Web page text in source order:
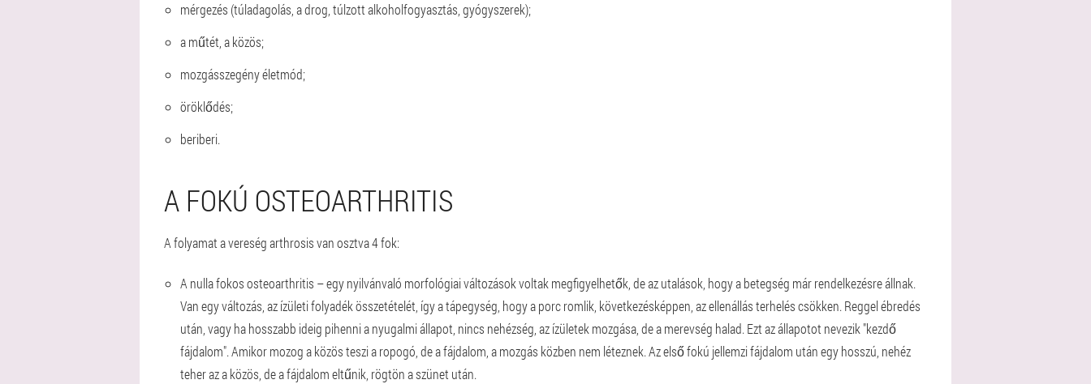
mérgezés (túladagolás, a drog, túlzott alkoholfogyasztás, gyógyszerek);
a műtét, a közös;
mozgásszegény életmód;
öröklődés;
beriberi.
A FOKÚ OSTEOARTHRITIS
A folyamat a vereség arthrosis van osztva 4 fok:
A nulla fokos osteoarthritis – egy nyilvánvaló morfológiai változások voltak megfigyelhetők, de az utalások, hogy a betegség már rendelkezésre állnak.
Van egy változás, az ízületi folyadék összetételét, így a tápegység, hogy a porc romlik, következésképpen, az ellenállás terhelés csökken. Reggel ébredés
után, vagy ha hosszabb ideig pihenni a nyugalmi állapot, nincs nehézség, az ízületek mozgása, de a merevség halad. Ezt az állapotot nevezik "kezdő
fájdalom". Amikor mozog a közös teszi a ropogó, de a fájdalom, a mozgás közben nem léteznek. Az első fokú jellemzi fájdalom után egy hosszú, nehéz
teher az a közös, de a fájdalom eltűnik, rögtön a szünet után.